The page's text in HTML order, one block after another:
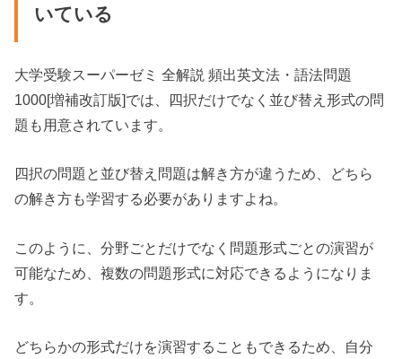
いている
大学受験スーパーゼミ 全解説 頻出英文法・語法問題
1000[増補改訂版]では、四択だけでなく並び替え形式の問
題も用意されています。
四択の問題と並び替え問題は解き方が違うため、どちら
の解き方も学習する必要がありますよね。
このように、分野ごとだけでなく問題形式ごとの演習が
可能なため、複数の問題形式に対応できるようになりま
す。
どちらかの形式だけを演習することもできるため、自分